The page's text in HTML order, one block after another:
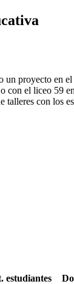
un proyecto
con el liceo 59
con los
estudiantes